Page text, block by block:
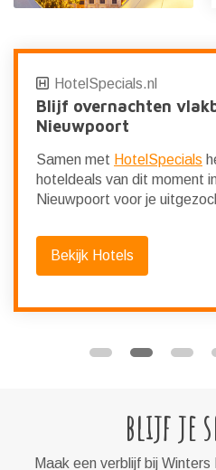
HotelSpecials.nl
Blijf overnachten
Nieuwpoort
Samen met HotelSpecials
hoteldeals van dit moment
Nieuwpoort voor je
Bekijk Hotels
blijf je
Maak een verblijf bij